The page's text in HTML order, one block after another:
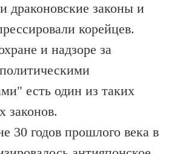
драконовские законы и
корейцев.
и надзоре за
есть один из таких
законов.
30 годов прошлого века в